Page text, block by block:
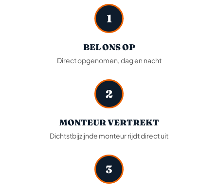
1
BEL ONS OP
Direct opgenomen, dag en nacht
2
MONTEUR VERTREKT
Dichtstbijzijnde monteur rijdt direct uit
3